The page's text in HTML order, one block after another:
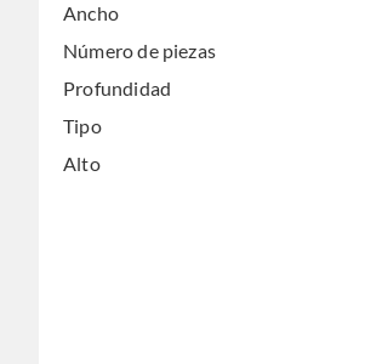
Ancho
Número de piezas
Profundidad
Tipo
Alto